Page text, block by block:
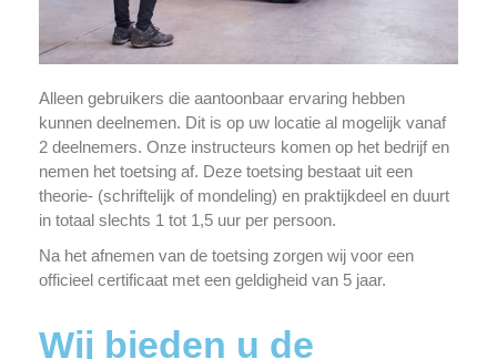
Alleen gebruikers die aantoonbaar ervaring hebben
kunnen deelnemen. Dit is op uw locatie al mogelijk vanaf
2 deelnemers. Onze instructeurs komen op het bedrijf en
nemen het toetsing af. Deze toetsing bestaat uit een
theorie- (schriftelijk of mondeling) en praktijkdeel en duurt
in totaal slechts 1 tot 1,5 uur per persoon.
Na het afnemen van de toetsing zorgen wij voor een
officieel certificaat met een geldigheid van 5 jaar.
Wij bieden u de